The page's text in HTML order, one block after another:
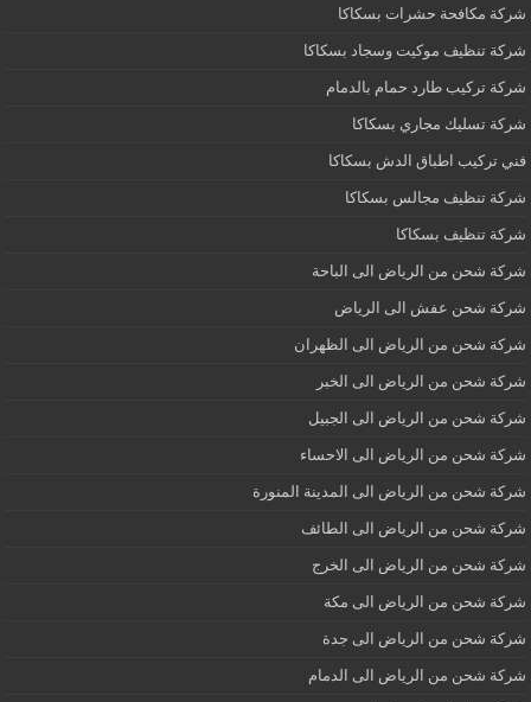
شركة مكافحة حشرات بسكاكا
شركة تنظيف موكيت وسجاد بسكاكا
شركة تركيب طارد حمام بالدمام
شركة تسليك مجاري بسكاكا
فني تركيب اطباق الدش بسكاكا
شركة تنظيف مجالس بسكاكا
شركة تنظيف بسكاكا
شركة شحن من الرياض الى الباحة
شركة شحن عفش الى الرياض
شركة شحن من الرياض الى الظهران
شركة شحن من الرياض الى الخبر
شركة شحن من الرياض الى الجبيل
شركة شحن من الرياض الى الاحساء
شركة شحن من الرياض الى المدينة المنورة
شركة شحن من الرياض الى الطائف
شركة شحن من الرياض الى الخرج
شركة شحن من الرياض الى مكة
شركة شحن من الرياض الى جدة
شركة شحن من الرياض الى الدمام